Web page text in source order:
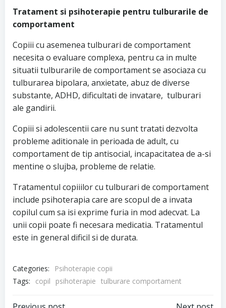
Tratament si psihoterapie pentru tulburarile de
comportament
Copiii cu asemenea tulburari de comportament
necesita o evaluare complexa, pentru ca in multe
situatii tulburarile de comportament se asociaza cu
tulburarea bipolara, anxietate, abuz de diverse
substante, ADHD, dificultati de invatare, tulburari
ale gandirii.
Copiii si adolescentii care nu sunt tratati dezvolta
probleme aditionale in perioada de adult, cu
comportament de tip antisocial, incapacitatea de a-si
mentine o slujba, probleme de relatie.
Tratamentul copiiilor cu tulburari de comportament
include psihoterapia care are scopul de a invata
copilul cum sa isi exprime furia in mod adecvat. La
unii copii poate fi necesara medicatia. Tratamentul
este in general dificil si de durata.
Categories:
Psihoterapie copii
Tags:
copil psihoterapie tulburare comportament